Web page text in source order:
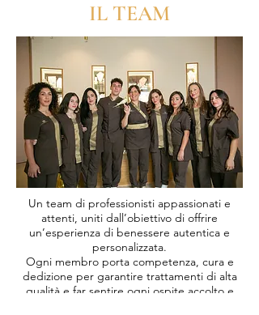
IL TEAM
Un team di professionisti appassionati e
attenti, uniti dall’obiettivo di offrire
un’esperienza di benessere autentica e
personalizzata.
Ogni membro porta competenza, cura e
dedizione per garantire trattamenti di alta
qualità e far sentire ogni ospite accolto e